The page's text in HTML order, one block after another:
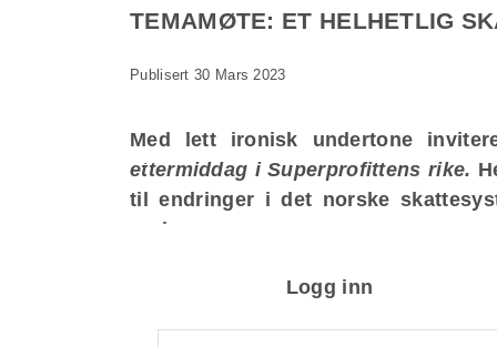
Logg inn
TEMAMØTE: ET HELHETLIG
Publisert 30 Mars 2023
Med lett ironisk undertone
ettermiddag i Superprofittens rike.
til endringer i det norske
region.
Hvordan vil de foreslåtte
Og hvordan vil den samla skatten
bedrifter i vår region, dersom